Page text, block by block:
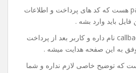
تلاش کردم تا به یه نتیجه ی ایده
دانلود قرار دادم یه نمونه ی
کامل از کد ها قرار دادم که دارای یک صفحه index.php هست
دریافت و با فشردن گزینه ی پرداخت
کاربر .